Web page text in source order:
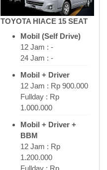
TOYOTA HIACE 15 SEAT
Mobil (Self Drive)
12 Jam : -
24 Jam : -
Mobil + Driver
12 Jam : Rp 900.000
Fullday : Rp
1.000.000
Mobil + Driver +
BBM
12 Jam : Rp
1.200.000